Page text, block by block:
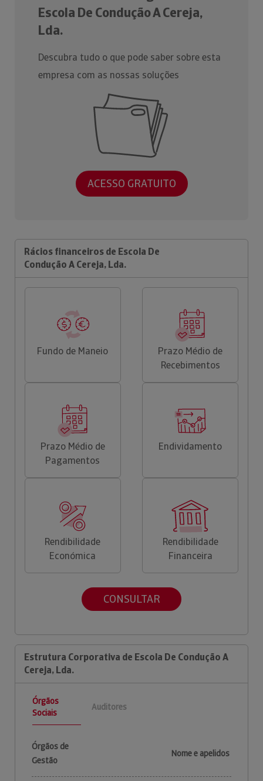
Escola De Condução A Cereja,
Lda.
Descubra tudo o que pode saber sobre esta
empresa com as nossas soluções
ACESSO GRATUITO
Rácios financeiros de Escola De
Condução A Cereja, Lda.
Fundo de Maneio
Prazo Médio de
Recebimentos
Prazo Médio de
Pagamentos
Endividamento
Rendibilidade
Económica
Rendibilidade
Financeira
CONSULTAR
Estrutura Corporativa de Escola De Condução A
Cereja, Lda.
Órgãos
Sociais
Auditores
Órgãos de
Gestão
Nome e apelidos